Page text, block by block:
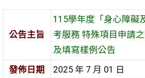
公告主旨
115學年度「身心障礙
考服務 特殊項目申請
及填寫樣例公告
發佈日期
2025 年 7 月 01 日